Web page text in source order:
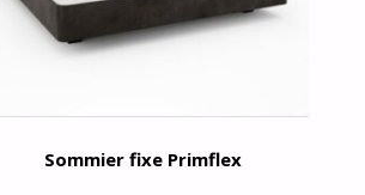
Sommier fixe Primflex